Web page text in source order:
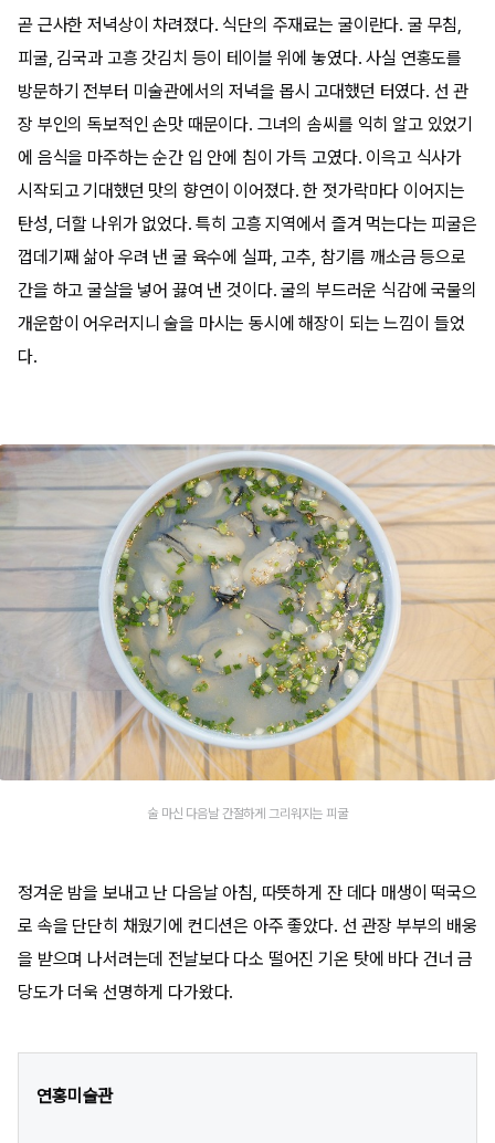
곧 근사한 저녁상이 차려졌다. 식단의 주재료는 굴이란다. 굴 무침,
피굴, 김국과 고흥 갓김치 등이 테이블 위에 놓였다. 사실 연홍도를
방문하기 전부터 미술관에서의 저녁을 몹시 고대했던 터였다. 선 관
장 부인의 독보적인 손맛 때문이다. 그녀의 솜씨를 익히 알고 있었기
에 음식을 마주하는 순간 입 안에 침이 가득 고였다. 이윽고 식사가
시작되고 기대했던 맛의 향연이 이어졌다. 한 젓가락마다 이어지는
탄성, 더할 나위가 없었다. 특히 고흥 지역에서 즐겨 먹는다는 피굴은
껍데기째 삶아 우려 낸 굴 육수에 실파, 고추, 참기름 깨소금 등으로
간을 하고 굴살을 넣어 끓여 낸 것이다. 굴의 부드러운 식감에 국물의
개운함이 어우러지니 술을 마시는 동시에 해장이 되는 느낌이 들었
다.
술 마신 다음날 간절하게 그리워지는 피굴
정겨운 밤을 보내고 난 다음날 아침, 따뜻하게 잔 데다 매생이 떡국으
로 속을 단단히 채웠기에 컨디션은 아주 좋았다. 선 관장 부부의 배웅
을 받으며 나서려는데 전날보다 다소 떨어진 기온 탓에 바다 건너 금
당도가 더욱 선명하게 다가왔다.
연홍미술관